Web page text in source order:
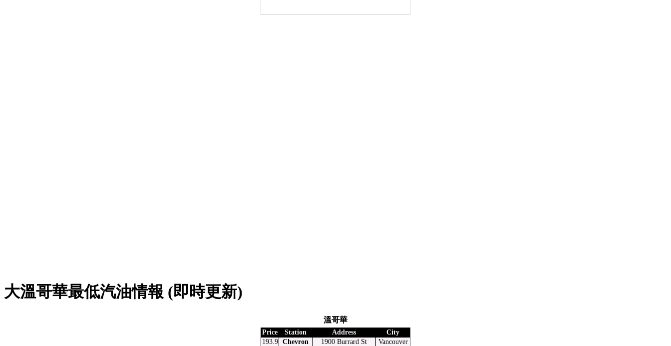
大溫哥華最低汽油情報 (即時更新)
溫哥華
Price Station Address
City
193.9
Chevron 1900 Burrard St Vancouver